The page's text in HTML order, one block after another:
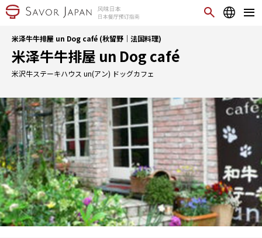
米泽牛牛排屋 un Dog café (秋留野｜法国料理)
米泽牛牛排屋 un Dog café
米沢牛ステーキハウス un(アン) ドッグカフェ